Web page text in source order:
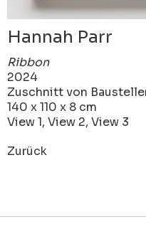
Hannah Parr
Ribbon
2024
Zuschnitt von
140 x 110 x 8 cm
View 1, View 2, View 3
Zurück